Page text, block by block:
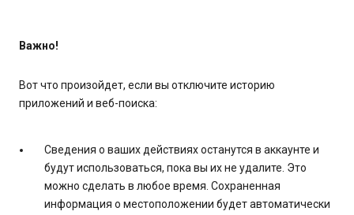
Важно!
Вот что произойдет, если вы отключите историю
приложений и веб-поиска:
Сведения о ваших действиях останутся в аккаунте и
будут использоваться, пока вы их не удалите. Это
можно сделать в любое время. Сохраненная
информация о местоположении будет автоматически